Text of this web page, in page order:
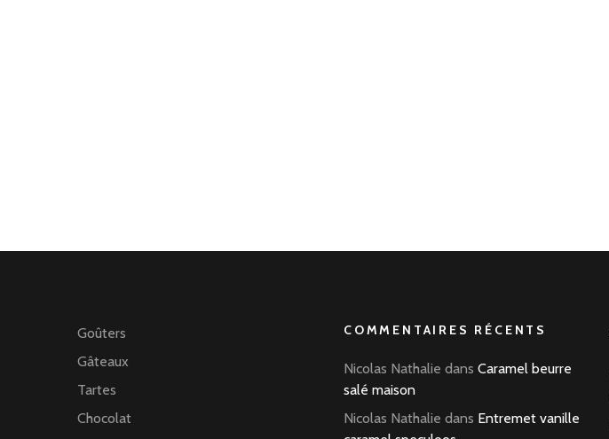
Goûters
Gâteaux
Tartes
Chocolat
COMMENTAIRES RÉCENTS
Nicolas Nathalie dans Caramel beurre
salé maison
Nicolas Nathalie dans Entremet vanille